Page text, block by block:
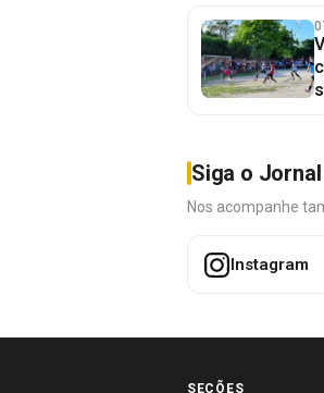
Siga o
Nos acompanhe
Instagram
SEÇÕES